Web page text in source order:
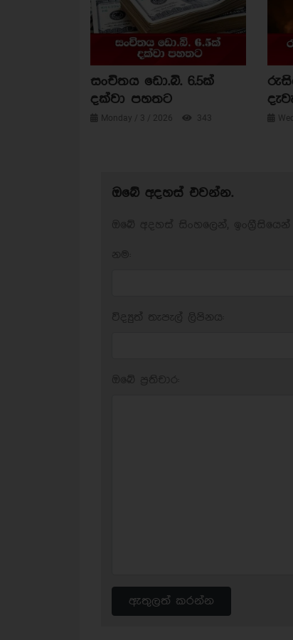
සංචිතය ඩො.බි. 6.5ක්
දක්වා පහතට
Monday / 3 / 2026 343
ඔබේ අදහස් එවන්න.
ඇතුලත් කරන්න